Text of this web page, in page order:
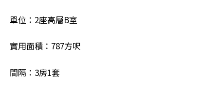
單位：2座高層B室
實用面積：787方呎
間隔：3房1套